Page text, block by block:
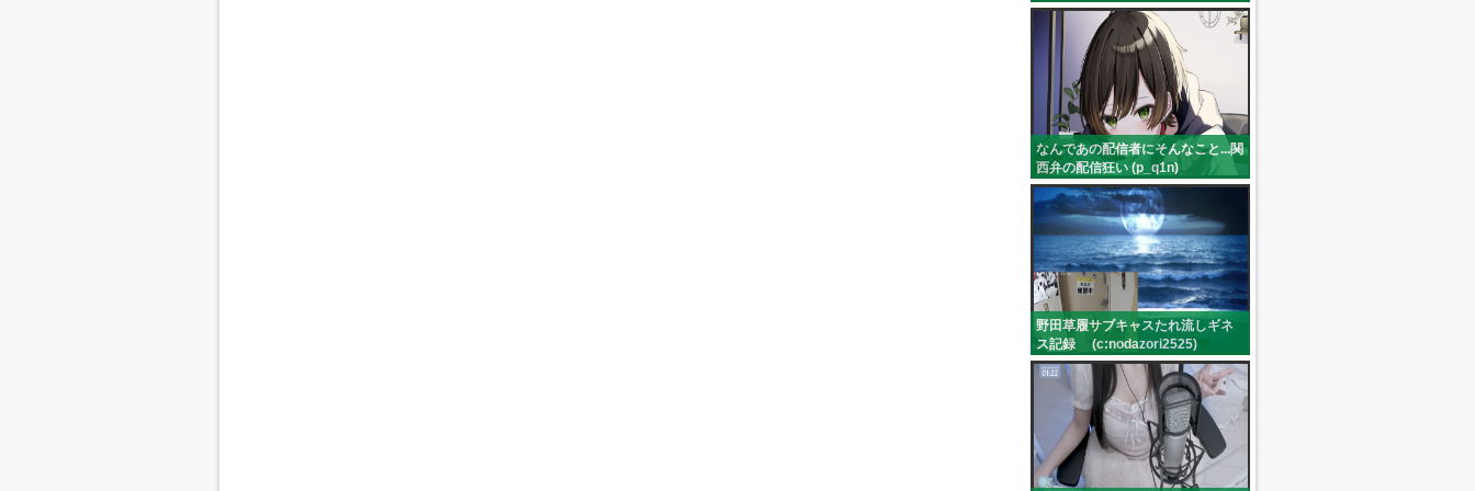
なんであの配信者にそんなこと...関
西弁の配信狂い (p_q1n)
野田草履サブキャスたれ流しギネ
ス記録 (c:nodazori2525)